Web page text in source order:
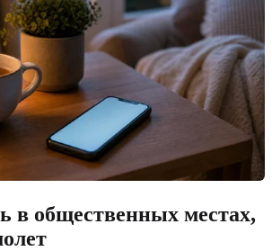
в общественных местах,